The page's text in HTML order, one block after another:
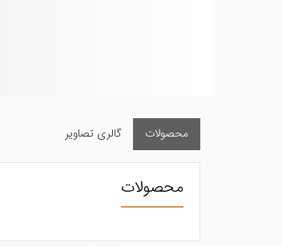
محصولات گالری تصاویر
محصولات